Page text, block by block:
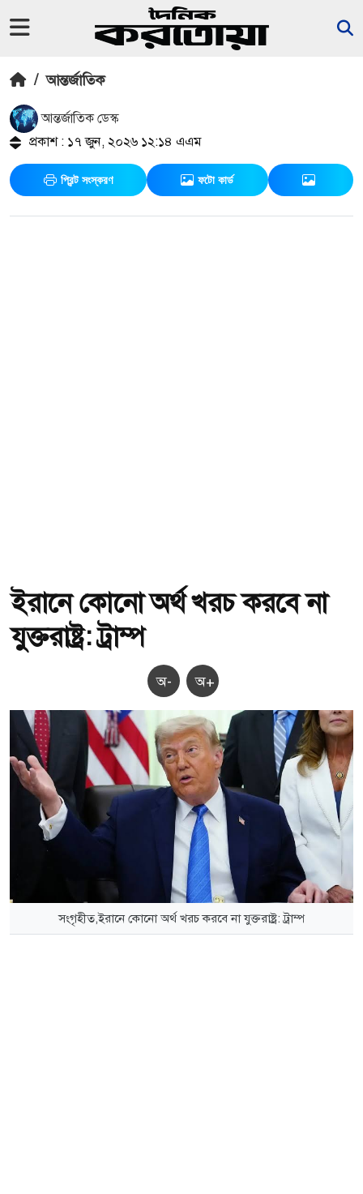
/ আন্তর্জাতিক
আন্তর্জাতিক ডেস্ক
প্রকাশ : ১৭ জুন, ২০২৬ ১২:১৪ এএম
প্রিন্ট সংস্করণ ফটো কার্ড
ইরানে কোনো অর্থ খরচ করবে না
যুক্তরাষ্ট্র: ট্রাম্প
অ- অ+
সংগৃহীত,ইরানে কোনো অর্থ খরচ করবে না যুক্তরাষ্ট্র: ট্রাম্প